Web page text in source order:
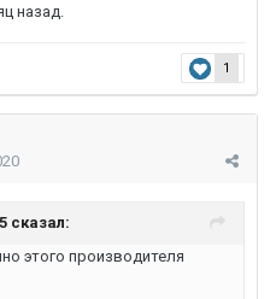
назад.
1
сказал:
этого производителя